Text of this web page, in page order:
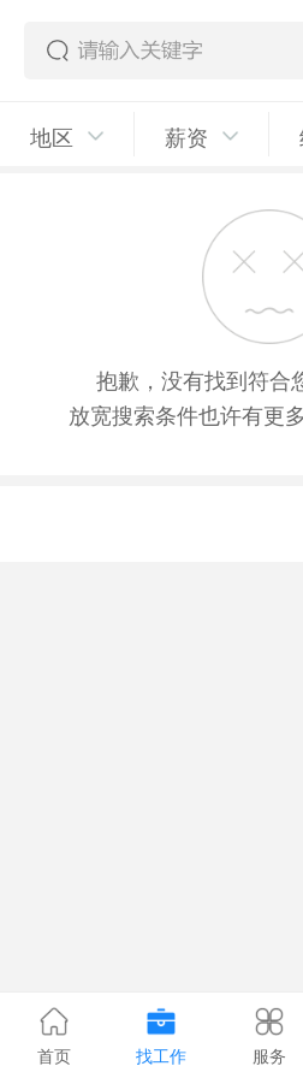
地区 薪资
抱歉，没有找到符合
放宽搜索条件也许有更
首页 找工作 服务